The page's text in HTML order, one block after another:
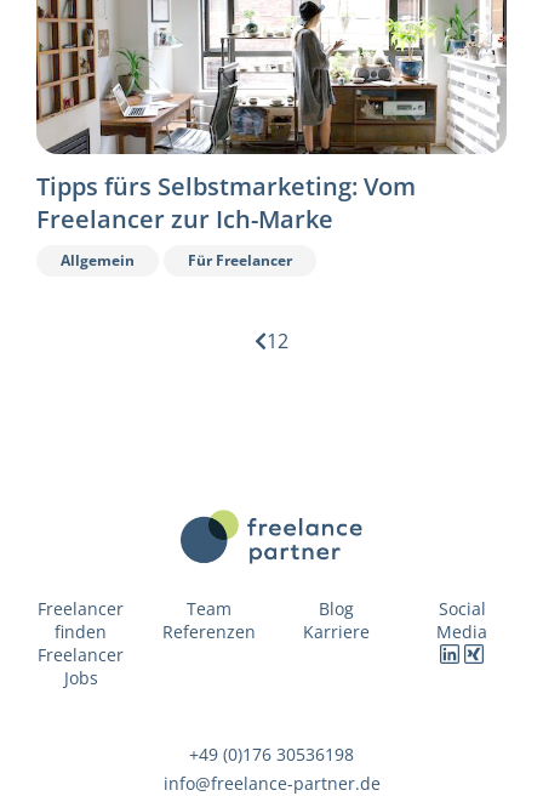
Tipps fürs Selbstmarketing: Vom
Freelancer zur Ich-Marke
Allgemein Für Freelancer
12
Freelancer
finden
Freelancer
Jobs
Team
Referenzen
Blog
Karriere
Social
Media
+49 (0)176 30536198
info@freelance-partner.de